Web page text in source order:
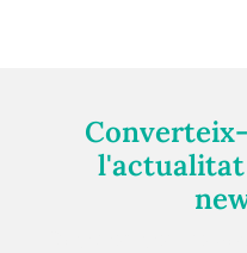
l'actualitat